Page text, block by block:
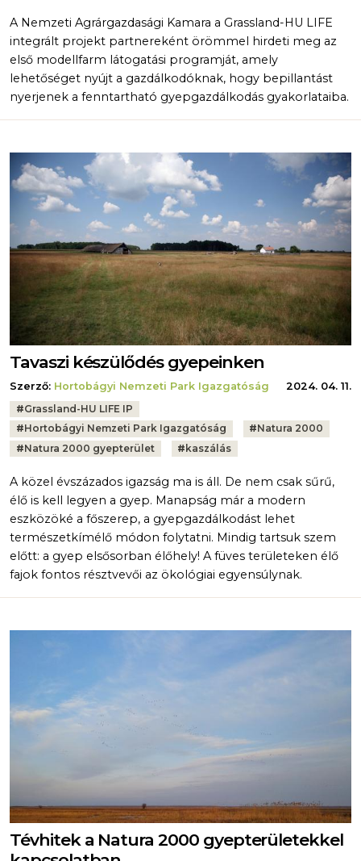
A Nemzeti Agrárgazdasági Kamara a Grassland-HU LIFE
integrált projekt partnereként örömmel hirdeti meg az
első modellfarm látogatási programját, amely
lehetőséget nyújt a gazdálkodóknak, hogy bepillantást
nyerjenek a fenntartható gyepgazdálkodás gyakorlataiba.
Tavaszi készülődés gyepeinken
Szerző: Hortobágyi Nemzeti Park Igazgatóság
2024. 04. 11.
Tags:
#Grassland-HU LIFE IP
#Hortobágyi Nemzeti Park Igazgatóság #Natura 2000
#Natura 2000 gyepterület #kaszálás
A közel évszázados igazság ma is áll. De nem csak sűrű,
élő is kell legyen a gyep. Manapság már a modern
eszközöké a főszerep, a gyepgazdálkodást lehet
természetkímélő módon folytatni. Mindig tartsuk szem
előtt: a gyep elsősorban élőhely! A füves területeken élő
fajok fontos résztvevői az ökológiai egyensúlynak.
Tévhitek a Natura 2000 gyepterületekkel